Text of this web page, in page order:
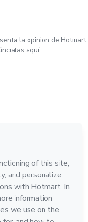
la opinión de Hotmart.
aquí